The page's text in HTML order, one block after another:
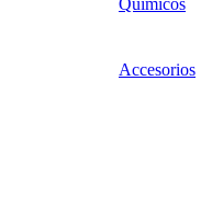
Accesorios